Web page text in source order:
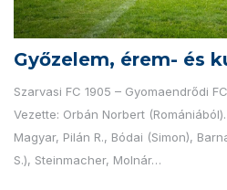
Győzelem, érem- és
Szarvasi FC 1905 – Gyomaendrődi
Vezette: Orbán Norbert
Magyar, Pilán R., Bódai (Simon),
S.), Steinmacher, Molnár…